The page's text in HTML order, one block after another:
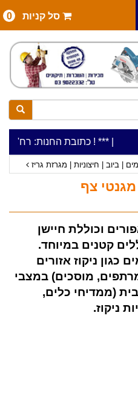
סל קניות 0
***כתובת החנות: רח' המלאכה 2, ביתן 8 (כניסה מרח' עמל 5) א.ת.פארק אפק,***כלי עבודה להשכרה בתעריף יומי משתלם ! ***
| ביוב | חיצוניות | מגרזת גריז
צף
וכוללת חיישן
קטנים במיוחד.
כגון ניקוז אזורים
מוסכים) במצבי
(ממדיחי כלים,
ניקוז.